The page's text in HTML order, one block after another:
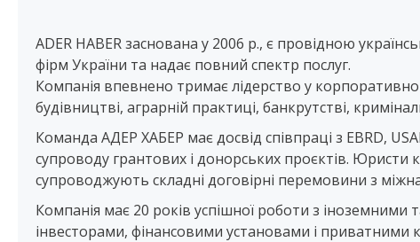
ADER HABER заснована у 2006 р., є провідною
фірм України та надає повний спектр послуг.
Компанія впевнено тримає лідерство у
будівництві, аграрній практиці, банкрутстві,
Команда АДЕР ХАБЕР має досвід співпраці з EBRD,
супроводу грантових і донорських проєктів.
супроводжують складні договірні перемовини з
Компанія має 20 років успішної роботи з
інвесторами, фінансовими установами і приватними